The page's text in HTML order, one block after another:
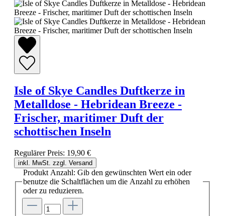
Isle of Skye Candles Duftkerze in
Metalldose - Hebridean Breeze -
Frischer, maritimer Duft der
schottischen Inseln
Regulärer Preis: 19,90 €
inkl. MwSt. zzgl. Versand
Produkt Anzahl: Gib den gewünschten Wert ein oder
benutze die Schaltflächen um die Anzahl zu erhöhen
oder zu reduzieren.